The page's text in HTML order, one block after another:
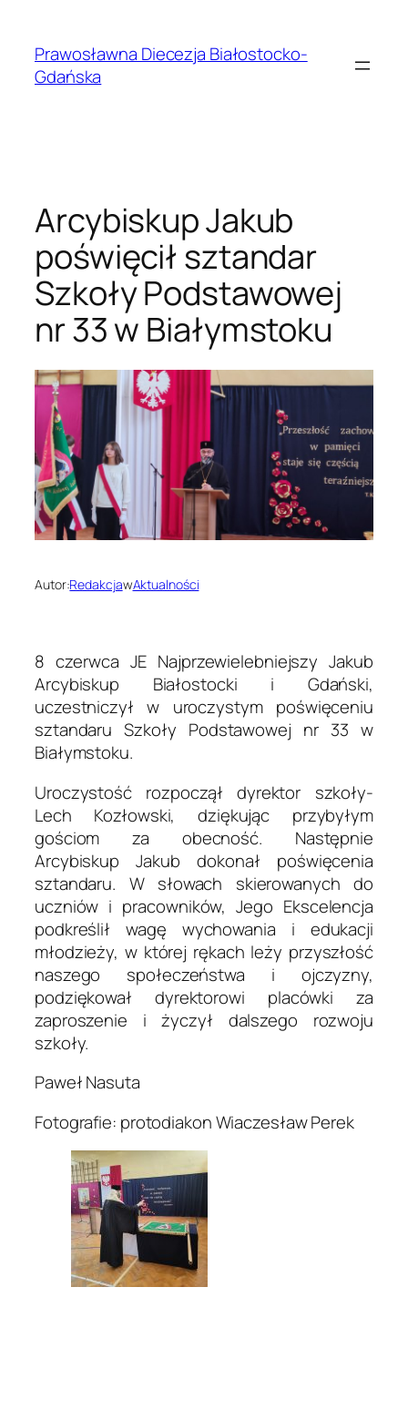
treściPrawosławna Diecezja Białostocko-
Gdańska
Arcybiskup Jakub
poświęcił sztandar
Szkoły Podstawowej
nr 33 w Białymstoku
Autor:RedakcjawAktualności
8 czerwca JE Najprzewielebniejszy Jakub
Arcybiskup Białostocki i Gdański,
uczestniczył w uroczystym poświęceniu
sztandaru Szkoły Podstawowej nr 33 w
Białymstoku.
Uroczystość rozpoczął dyrektor szkoły-
Lech Kozłowski, dziękując przybyłym
gościom za obecność. Następnie
Arcybiskup Jakub dokonał poświęcenia
sztandaru. W słowach skierowanych do
uczniów i pracowników, Jego Ekscelencja
podkreślił wagę wychowania i edukacji
młodzieży, w której rękach leży przyszłość
naszego społeczeństwa i ojczyzny,
podziękował dyrektorowi placówki za
zaproszenie i życzył dalszego rozwoju
szkoły.
Paweł Nasuta
Fotografie: protodiakon Wiaczesław Perek